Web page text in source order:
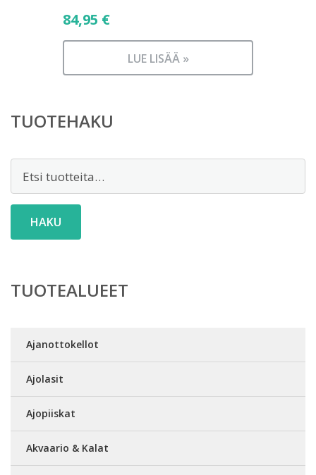
84,95 €
LUE LISÄÄ »
TUOTEHAKU
HAKU
TUOTEALUEET
Ajanottokellot
Ajolasit
Ajopiiskat
Akvaario & Kalat